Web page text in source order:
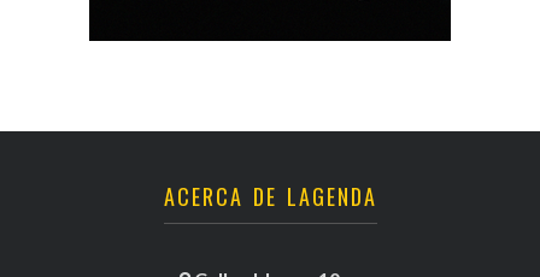
ACERCA DE LAGENDA